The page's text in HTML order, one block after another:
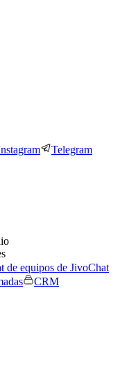
Telegram
de equipos de JivoChat
CRM